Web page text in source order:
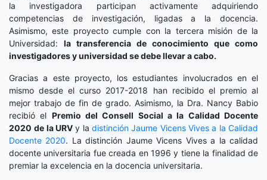
la investigadora participan activamente adquiriendo
competencias de investigación, ligadas a la docencia.
Asimismo, este proyecto cumple con la tercera misión de la
Universidad: la transferencia de conocimiento que como
investigadores y universidad se debe llevar a cabo.
Gracias a este proyecto, los estudiantes involucrados en el
mismo desde el curso 2017-2018 han recibido el premio al
mejor trabajo de fin de grado. Asimismo, la Dra. Nancy Babio
recibió el Premio del Consell Social a la Calidad Docente
2020 de la URV y ladistinción Jaume Vicens Vives a la Calidad
Docente 2020. La distinción Jaume Vicens Vives a la calidad
docente universitaria fue creada en 1996 y tiene la finalidad de
premiar la excelencia en la docencia universitaria.